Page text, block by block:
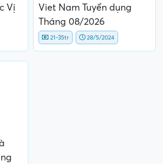
Vị
Viet Nam Tuyển dụng
Tháng 08/2026
21-35tr 28/5/2024